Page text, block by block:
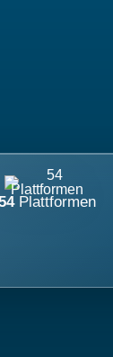
Plattformen